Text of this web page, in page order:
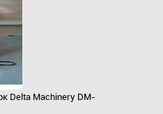
Delta Machinery DM-